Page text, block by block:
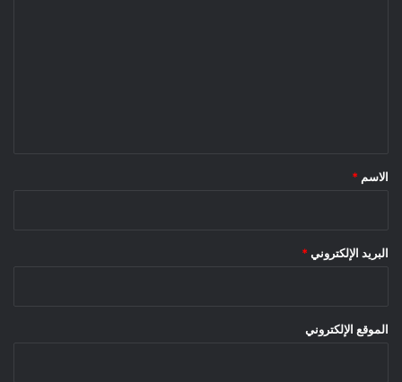
*
الاسم *
البريد الإلكتروني *
الموقع الإلكتروني